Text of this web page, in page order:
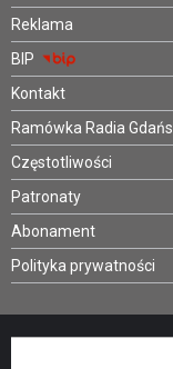
Reklama
BIP
Kontakt
Ramówka Radia
Częstotliwości
Patronaty
Abonament
Polityka prywatności